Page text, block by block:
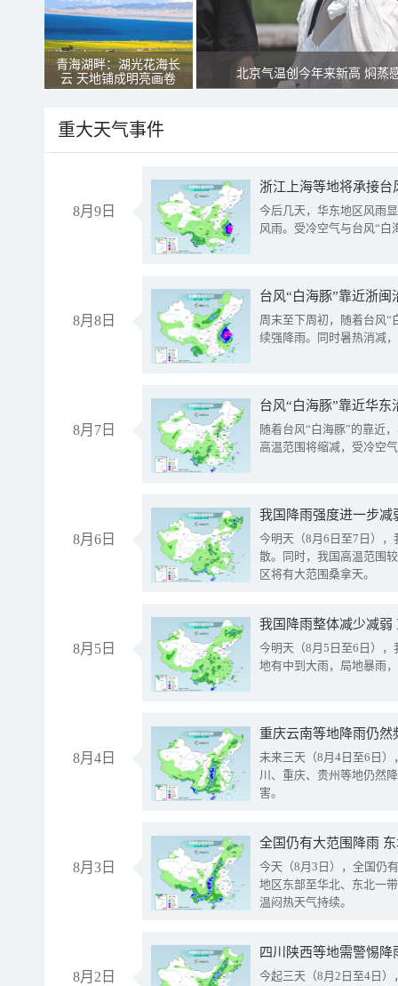
青海湖畔：湖光花海长
云 天地铺成明亮画卷
北京气温创今年来新高 焖蒸
重大天气事件
8月9日
浙江上海等地将承接台
今后几天，华东地区风雨
风雨。受冷空气与台风“白
8月8日
台风“白海豚”靠近浙
周末至下周初，随着台风“
续强降雨。同时暑热消减
8月7日
台风“白海豚”靠近华
随着台风“白海豚”的靠近
高温范围将缩减，受冷空
8月6日
今明天（8月6日至7日）
散。同时，我国高温范围
区将有大范围桑拿天。
8月5日
我国降雨整体减少减弱
今明天（8月5日至6日）
地有中到大雨，局地暴雨
8月4日
重庆云南等地降雨仍然
未来三天（8月4日至6日
川、重庆、贵州等地仍然
害。
8月3日
全国仍有大范围降雨
今天（8月3日），全国仍
地区东部至华北、东北一
温闷热天气持续。
8月2日
今起三天（8月2日至4日